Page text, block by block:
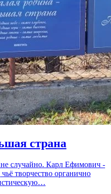
страна
случайно. Карл Ефимович -
творчество органично